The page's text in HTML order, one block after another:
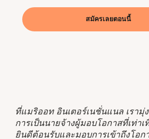
ที่แมริออท อินเตอร์เนชั่นแนล เรามุ่
การเป็นนายจ้างผู้มอบโอกาสที่เท่า
ยินดีต้อนรับและมอบการเข้าถึงโอก
สมัครเลยตอนนี้